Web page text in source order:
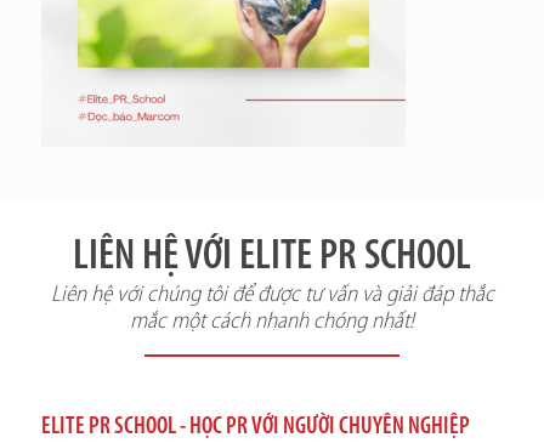
LIÊN HỆ VỚI ELITE PR SCHOOL
Liên hệ với chúng tôi để được tư vấn và giải đáp thắc
mắc một cách nhanh chóng nhất!
ELITE PR SCHOOL - HỌC PR VỚI NGƯỜI CHUYÊN NGHIỆP